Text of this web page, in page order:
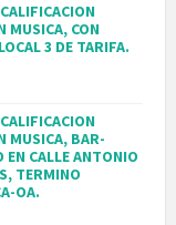
MUSICA, CON
3 DE TARIFA.
MUSICA, BAR-
EN CALLE ANTONIO
TERMINO
OA.